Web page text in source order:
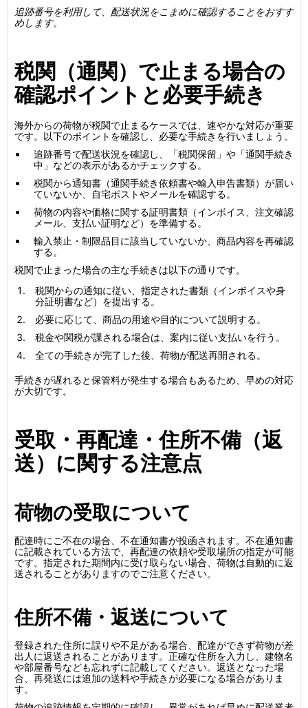
追跡番号を利用して、配送状況をこまめに確認することをおすす
めします。
税関（通関）で止まる場合の
確認ポイントと必要手続き
海外からの荷物が税関で止まるケースでは、速やかな対応が重要
です。以下のポイントを確認し、必要な手続きを行いましょう。
追跡番号で配送状況を確認し、「税関保留」や「通関手続き
中」などの表示があるかチェックする。
税関から通知書（通関手続き依頼書や輸入申告書類）が届い
ていないか、自宅ポストやメールを確認する。
荷物の内容や価格に関する証明書類（インボイス、注文確認
メール、支払い証明など）を準備する。
輸入禁止・制限品目に該当していないか、商品内容を再確認
する。
税関で止まった場合の主な手続きは以下の通りです。
税関からの通知に従い、指定された書類（インボイスや身
分証明書など）を提出する。
必要に応じて、商品の用途や目的について説明する。
税金や関税が課される場合は、案内に従い支払いを行う。
全ての手続きが完了した後、荷物が配送再開される。
手続きが遅れると保管料が発生する場合もあるため、早めの対応
が大切です。
受取・再配達・住所不備（返
送）に関する注意点
荷物の受取について
配達時にご不在の場合、不在通知書が投函されます。不在通知書
に記載されている方法で、再配達の依頼や受取場所の指定が可能
です。指定された期間内に受け取らない場合、荷物は自動的に返
送されることがありますのでご注意ください。
住所不備・返送について
登録された住所に誤りや不足がある場合、配達ができず荷物が差
出人に返送されることがあります。正確な住所を入力し、建物名
や部屋番号なども忘れずに記載してください。返送となった場
合、再発送には追加の送料や手続きが必要になる場合がありま
す。